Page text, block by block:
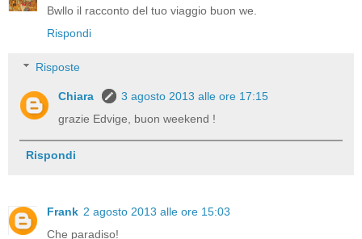
Bwllo il racconto del tuo viaggio buon we.
Rispondi
Risposte
Chiara
3 agosto 2013 alle ore 17:15
grazie Edvige, buon weekend !
Rispondi
Frank 2 agosto 2013 alle ore 15:03
Che paradiso!